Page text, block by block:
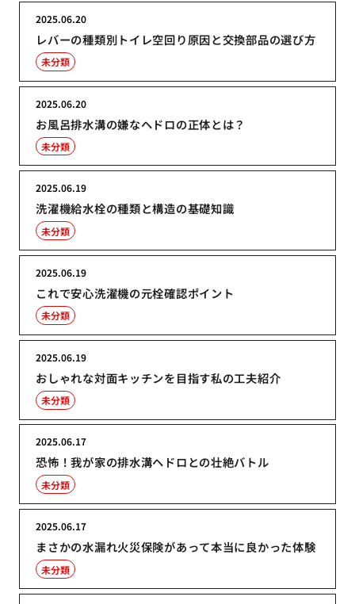
レバーの種類別トイレ空回り原因と交換部品の選び方
2025.06.20
未分類
お風呂排水溝の嫌なヘドロの正体とは？
2025.06.20
未分類
洗濯機給水栓の種類と構造の基礎知識
2025.06.19
未分類
これで安心洗濯機の元栓確認ポイント
2025.06.19
未分類
おしゃれな対面キッチンを目指す私の工夫紹介
2025.06.19
未分類
恐怖！我が家の排水溝ヘドロとの壮絶バトル
2025.06.17
未分類
まさかの水漏れ火災保険があって本当に良かった体験
2025.06.17
未分類